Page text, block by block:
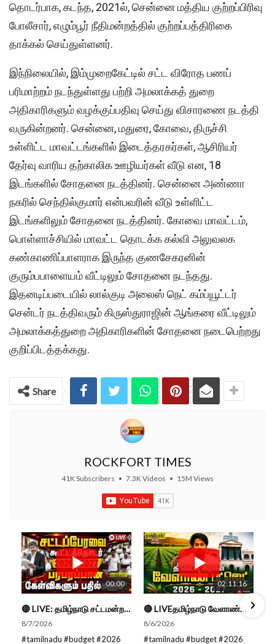
தொடர்பாக, கடந்த, 2021ல், சென்னை மத்திய குற்றப்பிரிவு
போலீசார், எழும்பூர் நீதிமன்றத்தில் குற்றப்பத்திரிகை
தாக்கல் செய்துள்ளனர்.
இந்நிலையில், இம்முறைகேட்டில் சட்ட விரோத பணப்
பரிமாற்றம் நடந்துள்ளது பற்றி அமலாக்கத் துறை
அதிகாரிகளும் வழக்குப்பதிவு செய்து விசாரணை நடத்தி
வருகின்றனர். சென்னை, மதுரை, கோவை, திருச்சி
உள்ளிட்ட மாவட்டங்களில் இடைத்தரகர்கள், ஆசிரியர்
தேர்வு வாரிய தற்காலிக ஊழியர்கள் வீடு என, 18
இடங்களில் சோதனை நடத்தினர். சென்னை அண்ணா
நகரில் செந்தில்குமார் என்பவரின் வீடு உள்ளிட்ட
இடங்களிலும் சோதனை நடத்தினர். கோவை மாவட்டம்,
பொள்ளாச்சியில் மாவட்ட தொடக்க கல்வி அலுவலக
கண்காணிப்பாளராக இருந்த குணசேகரனின்
குரும்பபாளையம் வீட்டிலும் சோதனை நடந்தது.
இதனடிப்படையில் லால்குடி அலைஸ் நெட் கம்ப்யூட்டர்
சென்டர் நடத்திவரும் கிருஸ்துராஜின் ஆங்கரை வீட்டிலும்
அமலாக்கத்துறை அதிகாரிகளின் சோதனை நடைபெற்றது
குறிப்பிடத்தக்கது.
Share
ROCKFORT TIMES
41K Subscribers • 7.3K Videos • 15M Views
00:00
🔴 LIVE: தமிழ்நாடு சட்டமன்றப் பேரவை கூட்டத்தொடர் - நிதிநிலை அறிக்கை மீது விவாதம் #live #budget #video
8/7/2026
#tamilnadu #budget #2026
02:11:16
🔴 LIVEதமிழ்நாடு வேளாண்மை நிதிநிலை அறிக்கை - 2026-27 |TN Agriculture Budget #live #budget #video #cm
8/6/2026
#tamilnadu #budget #2026